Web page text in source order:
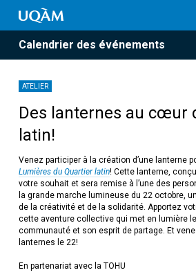
Calendrier des événements
ATELIER
Des lanternes au cœur
latin!
Venez participer à la création d’une lanterne
Lumières du Quartier latin! Cette lanterne,
votre souhait et sera remise à l’une des
la grande marche lumineuse du 22 octobre,
de la créativité et de la solidarité. Apportez
cette aventure collective qui met en lumière
communauté et son esprit de partage. Et
lanternes le 22!
En partenariat avec la TOHU